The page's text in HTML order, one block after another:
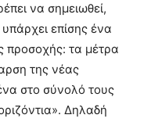
να σημειωθεί,
υπάρχει επίσης ένα
προσοχής: τα μέτρα
της νέας
στο σύνολό τους
Δηλαδή